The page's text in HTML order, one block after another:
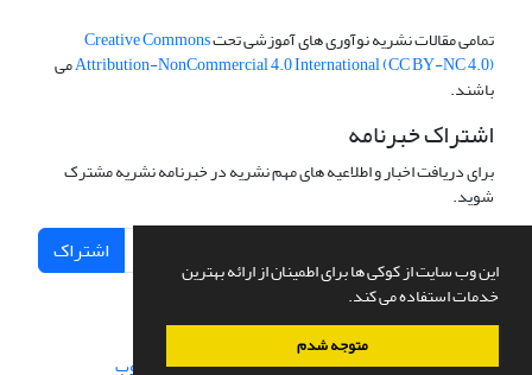
این وب سایت از کوکی ها برای اطمینان از ارائه بهترین
خدمات استفاده می کند.
متوجه شدم
تمامی مقالات نشریه نوآوری های آموزشی تحتCreative Commons
Attribution-NonCommercial 4.0 International (CC BY-NC 4.0)می
باشند.
اشتراک خبرنامه
برای دریافت اخبار و اطلاعیه های مهم نشریه در خبرنامه نشریه مشترک
شوید.
اشتراک
سامانه مدیریت نشریات علمی.طراحی و پیاده سازی از سیناوب